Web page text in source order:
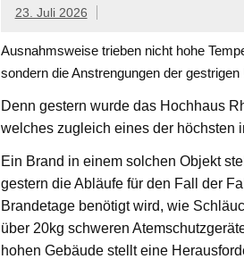
23. Juli 2026
Ausnahmsweise trieben nicht hohe
sondern die Anstrengungen der gestrigen
Denn gestern wurde das Hochhaus
welches zugleich eines der höchsten
Ein Brand in einem solchen Objekt
gestern die Abläufe für den Fall der
Brandetage benötigt wird, wie
über 20kg schweren
hohen Gebäude stellt eine